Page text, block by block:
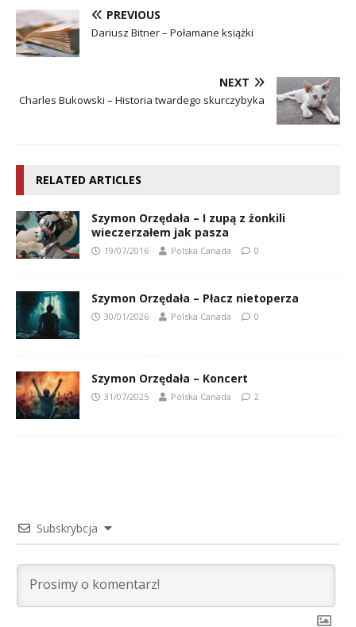
PREVIOUS
Dariusz Bitner – Połamane książki
NEXT
Charles Bukowski – Historia twardego skurczybyka
RELATED ARTICLES
Szymon Orzędała – I zupą z żonkili
wieczerzałem jak pasza
19/07/2016 Polska Canada 0
Szymon Orzędała – Płacz nietoperza
30/01/2026 Polska Canada 0
Szymon Orzędała – Koncert
31/07/2025 Polska Canada 2
Subskrybcja